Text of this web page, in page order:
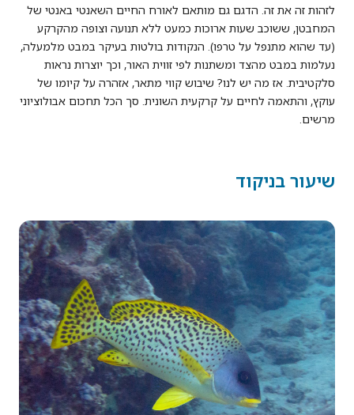
לזהות זה את זה. הדגם גם מותאם לאורח החיים השאנטי באנטי של
המחבטן, ששוכב שעות ארוכות כמעט ללא תנועה וצופה מהקרקע
(עד שהוא מתנפל על טרפו). הנקודות בולטות בעיקר במבט מלמעלה,
נעלמות במבט מהצד ומשתנות לפי זווית האור, וכך יוצרות נראות
סלקטיבית. אז מה יש לנו? שיבוש קווי מתאר, אזהרה על קיומו של
עוקץ, והתאמה לחיים על קרקעית השונית. סך הכל תחכום אבולוציוני
מרשים.
שיעור בניקוד